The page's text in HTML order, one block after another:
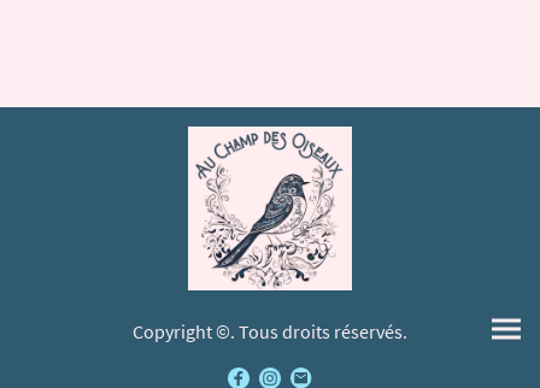
Copyright ©. Tous droits réservés.